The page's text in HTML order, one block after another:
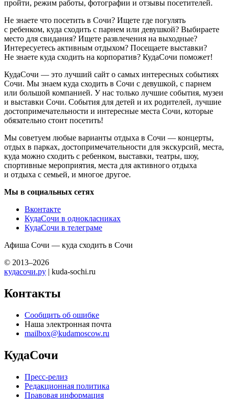
пройти, режим работы, фотографии и отзывы посетителей.
Не знаете что посетить в Сочи? Ищете где погулять
с ребенком, куда сходить с парнем или девушкой? Выбираете
место для свидания? Ищете развлечения на выходные?
Интересуетесь активным отдыхом? Посещаете выставки?
Не знаете куда сходить на корпоратив? КудаСочи поможет!
КудаСочи — это лучший сайт о самых интересных событиях
Сочи. Мы знаем куда сходить в Сочи с девушкой, с парнем
или большой компанией. У нас только лучшие события, музеи
и выставки Сочи. События для детей и их родителей, лучшие
достопримечательности и интересные места Сочи, которые
обязательно стоит посетить!
Мы советуем любые варианты отдыха в Сочи — концерты,
отдых в парках, достопримечательности для экскурсий, места,
куда можно сходить с ребенком, выставки, театры, шоу,
спортивные мероприятия, места для активного отдыха
и отдыха с семьей, и многое другое.
Мы в социальных сетях
Вконтакте
КудаСочи в однокласниках
КудаСочи в телеграме
Афиша Сочи — куда сходить в Сочи
© 2013–2026
кудасочи.ру | kuda-sochi.ru
Контакты
Сообщить об ошибке
Наша электронная почта
mailbox@kudamoscow.ru
КудаСочи
Пресс-релиз
Редакционная политика
Правовая информация